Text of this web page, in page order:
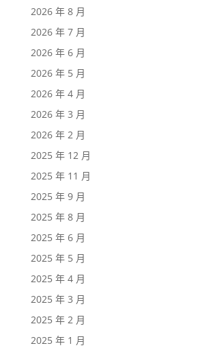
2026 年 8 月
2026 年 7 月
2026 年 6 月
2026 年 5 月
2026 年 4 月
2026 年 3 月
2026 年 2 月
2025 年 12 月
2025 年 11 月
2025 年 9 月
2025 年 8 月
2025 年 6 月
2025 年 5 月
2025 年 4 月
2025 年 3 月
2025 年 2 月
2025 年 1 月